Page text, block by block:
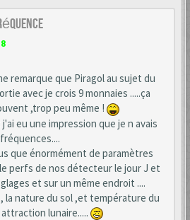
remarque que Piragol au sujet du
avec je crois 9 monnaies .....ça
,trop peu même !
eu une impression que je n avais
que énormément de paramètres
perfs de nos détecteur le jour J et
et sur un même endroit ....
la nature du sol ,et température du
lunaire.....